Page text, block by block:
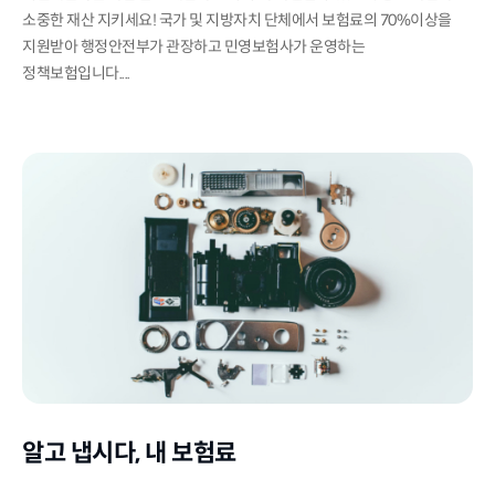
소중한 재산 지키세요! 국가 및 지방자치 단체에서 보험료의 70%이상을
지원받아 행정안전부가 관장하고 민영보험사가 운영하는
정책보험입니다....
알고 냅시다, 내 보험료